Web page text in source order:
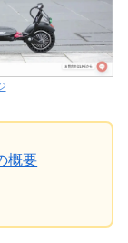
概要